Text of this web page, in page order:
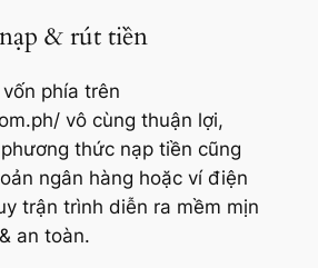
& rút tiền
phía trên
vô cùng thuận lợi,
thức nạp tiền cũng
ngân hàng hoặc ví điện
trận trình diễn ra mềm mịn
an toàn.